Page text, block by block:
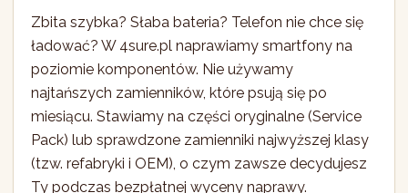
Zbita szybka? Słaba bateria? Telefon nie chce się
ładować? W 4sure.pl naprawiamy smartfony na
poziomie komponentów. Nie używamy
najtańszych zamienników, które psują się po
miesiącu. Stawiamy na części oryginalne (Service
Pack) lub sprawdzone zamienniki najwyższej klasy
(tzw. refabryki i OEM), o czym zawsze decydujesz
Ty podczas bezpłatnej wyceny naprawy.